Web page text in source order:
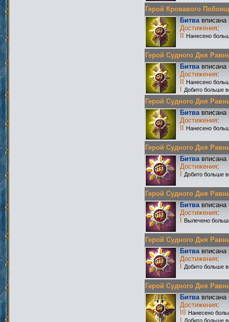
Герой Кровавого
Битвавписана
Достижения:
Нанесено
Герой Судного Дня
Битвавписана
Достижения:
Нанесено
Добито больше
Герой Судного Дня
Битвавписана
Достижения:
Нанесено
Герой Судного Дня
Битвавписана
Достижения:
Добито больше
Герой Судного Дня
Битвавписана
Достижения:
Вылечено
Герой Судного Дня
Битвавписана
Достижения:
Добито больше
Герой Судного Дня
Битвавписана
Достижения:
Нанесено
Добито больше